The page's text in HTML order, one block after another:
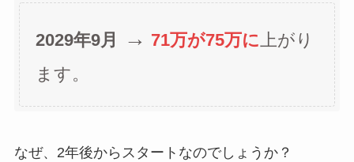
2029年9月 → 71万が75万に上がり
ます。
なぜ、2年後からスタートなのでしょうか？